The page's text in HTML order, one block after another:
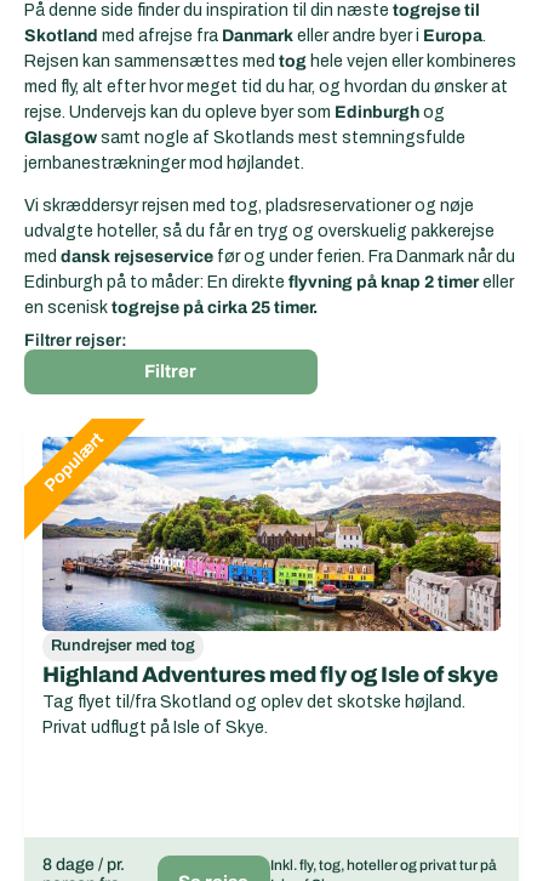
På denne side finder du inspiration til din næste togrejse til
Skotland med afrejse fra Danmark eller andre byer i Europa.
Rejsen kan sammensættes med tog hele vejen eller kombineres
med fly, alt efter hvor meget tid du har, og hvordan du ønsker at
rejse. Undervejs kan du opleve byer som Edinburgh og
Glasgow samt nogle af Skotlands mest stemningsfulde
jernbanestrækninger mod højlandet.
Vi skræddersyr rejsen med tog, pladsreservationer og nøje
udvalgte hoteller, så du får en tryg og overskuelig pakkerejse
med dansk rejseservice før og under ferien. Fra Danmark når du
Edinburgh på to måder: En direkte flyvning på knap 2 timereller
en scenisk togrejse på cirka 25 timer.
Filtrer rejser:
Filtrer
Rundrejser med tog
Highland Adventures med fly og Isle of skye
Tag flyet til/fra Skotland og oplev det skotske højland.
Privat udflugt på Isle of Skye.
8 dage / pr.
Inkl. fly, tog, hoteller og privat tur på